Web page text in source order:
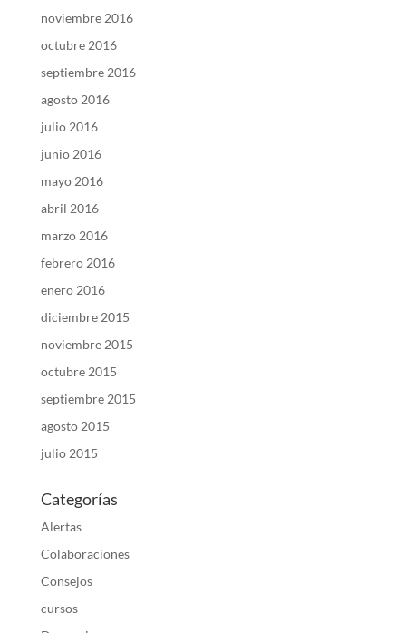
noviembre 2016
octubre 2016
septiembre 2016
agosto 2016
julio 2016
junio 2016
mayo 2016
abril 2016
marzo 2016
febrero 2016
enero 2016
diciembre 2015
noviembre 2015
octubre 2015
septiembre 2015
agosto 2015
julio 2015
Categorías
Alertas
Colaboraciones
Consejos
cursos